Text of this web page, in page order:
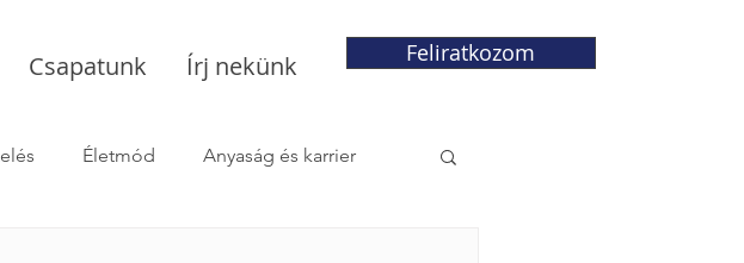
Csapatunk Írj nekünk Feliratkozom
Életmód Anyaság és karrier